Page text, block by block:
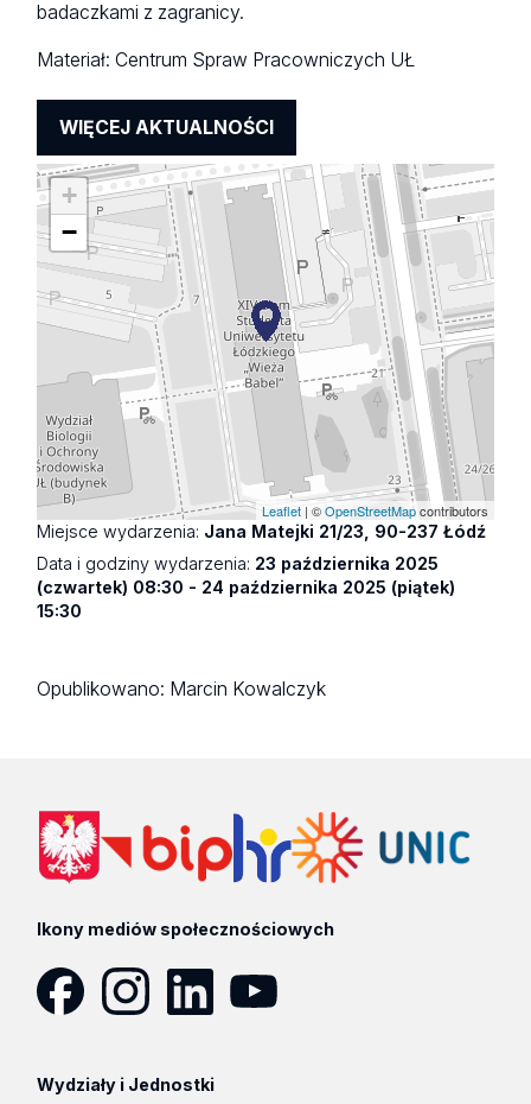
badaczkami z zagranicy.
Materiał: Centrum Spraw Pracowniczych UŁ
WIĘCEJ AKTUALNOŚCI
+
−
Leaflet| ©OpenStreetMapcontributors
Miejsce wydarzenia: Jana Matejki 21/23, 90-237 Łódź
Data i godziny wydarzenia: 23 października 2025
(czwartek) 08:30 - 24 października 2025 (piątek)
15:30
Opublikowano: Marcin Kowalczyk
Ikony mediów społecznościowych
Wydziały i Jednostki